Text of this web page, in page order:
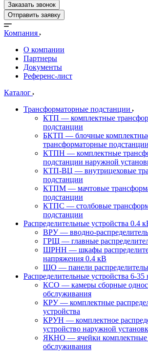
Заказать звонок
Отправить заявку
Компания
О компании
Партнеры
Документы
Референс-лист
Каталог
Трансформаторные подстанции
КТП — комплектные
подстанции
БКТП — блочные
трансформаторные подстанции
КТПН — комплектные
подстанции наружной
КТП-ВЦ — внутрицеховые
подстанции
КТПМ — мачтовые
подстанции
КТПС — столбовые
подстанции
Распределительные устройства 0.4
ВРУ — вводно-
ГРЩ — главные
ШРНН — шкафы
напряжения 0.4 кВ
ЩО — панели
Распределительные устройства 6-35
КСО — камеры сборные
обслуживания
КРУ — комплектные
устройства
КРУН — комплектное
устройство наружной
ЯКНО — ячейки комплектные
обслуживания